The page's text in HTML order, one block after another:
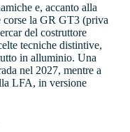
e, accanto alla
corse la GR GT3 (priva
del costruttore
tecniche distintive,
in alluminio. Una
nel 2027, mentre a
LFA, in versione